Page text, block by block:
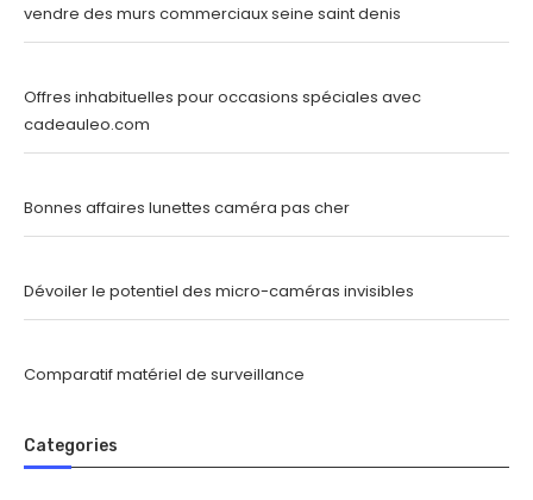
vendre des murs commerciaux seine saint denis
Offres inhabituelles pour occasions spéciales avec
cadeauleo.com
Bonnes affaires lunettes caméra pas cher
Dévoiler le potentiel des micro-caméras invisibles
Comparatif matériel de surveillance
Categories